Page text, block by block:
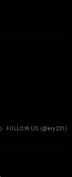
FOLLOW US (@kry231)